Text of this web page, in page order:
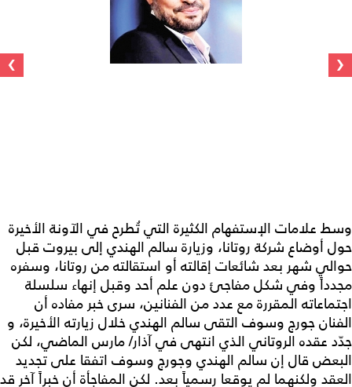
‹
›
وسط علامات الإستفهام الكثيرة التي تُطرح في الآونة الأخيرة
حول أوضاع شركة روتانا، وزيارة سالم الهندي إلى بيروت قبل
حوالي شهر بعد شائعات إقالته أو استقالته من روتانا، وسفره
مجدداً وفي شكل مفاجئ دون علم أحد وقبل إنهاء سلسلة
اجتماعاته المقررة مع عدد من الفنانين، سرى خبر مفاده أن
الفنان جورج وسوف التقى سالم الهندي خلال زيارته الأخيرة، و
جدّد عقده الروتاني الذي انتهى في آذار/ مارس الماضي، لكن
البعض قال إن سالم الهندي وجورج وسوف اتفقا على تجديد
العقد ولكنهما لم يوقعا رسمياً بعد. لكن المفاجأة أن خبراً آخر قد